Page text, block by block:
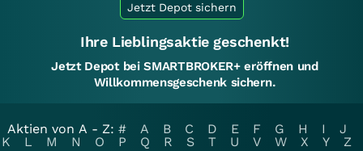
Jetzt Depot sichern
Ihre Lieblingsaktie geschenkt!
Jetzt Depot bei SMARTBROKER+ eröffnen und
Willkommensgeschenk sichern.
Aktien von A - Z: # A B C D E F G H I
J
K
L M N O P Q R S T U V W X Y
Z